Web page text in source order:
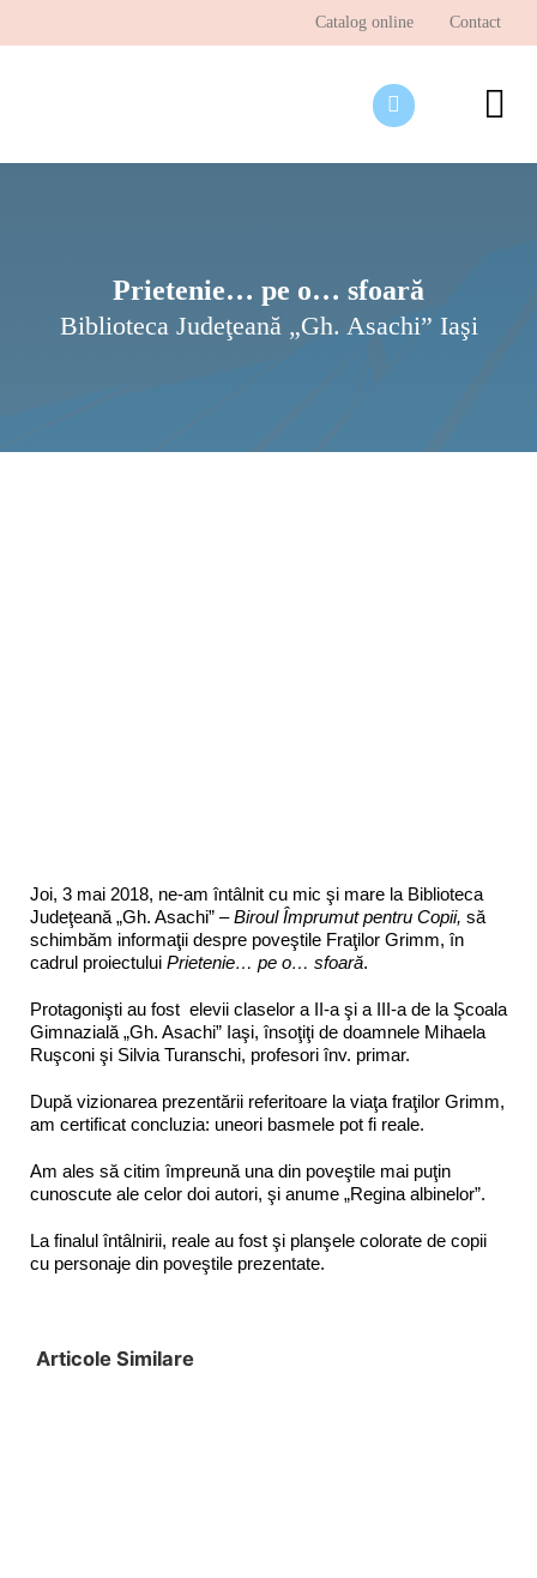
Catalog online Contact
Prietenie… pe o… sfoară
Biblioteca Judeţeană „Gh. Asachi” Iaşi
Joi, 3 mai 2018, ne-am întâlnit cu mic şi mare la Biblioteca
Judeţeană „Gh. Asachi” –Biroul Împrumut pentru Copii, să
schimbăm informaţii despre poveştile Fraţilor Grimm, în
cadrul proiectului Prietenie… pe o… sfoară.
Protagonişti au fost elevii claselor a II-a şi a III-a de la Şcoala
Gimnazială „Gh. Asachi” Iaşi, însoţiţi de doamnele Mihaela
Ruşconi şi Silvia Turanschi, profesori înv. primar.
După vizionarea prezentării referitoare la viaţa fraţilor Grimm,
am certificat concluzia: uneori basmele pot fi reale.
Am ales să citim împreună una din poveştile mai puţin
cunoscute ale celor doi autori, şi anume „Regina albinelor”.
La finalul întâlnirii, reale au fost şi planşele colorate de copii
cu personaje din poveştile prezentate.
Articole Similare